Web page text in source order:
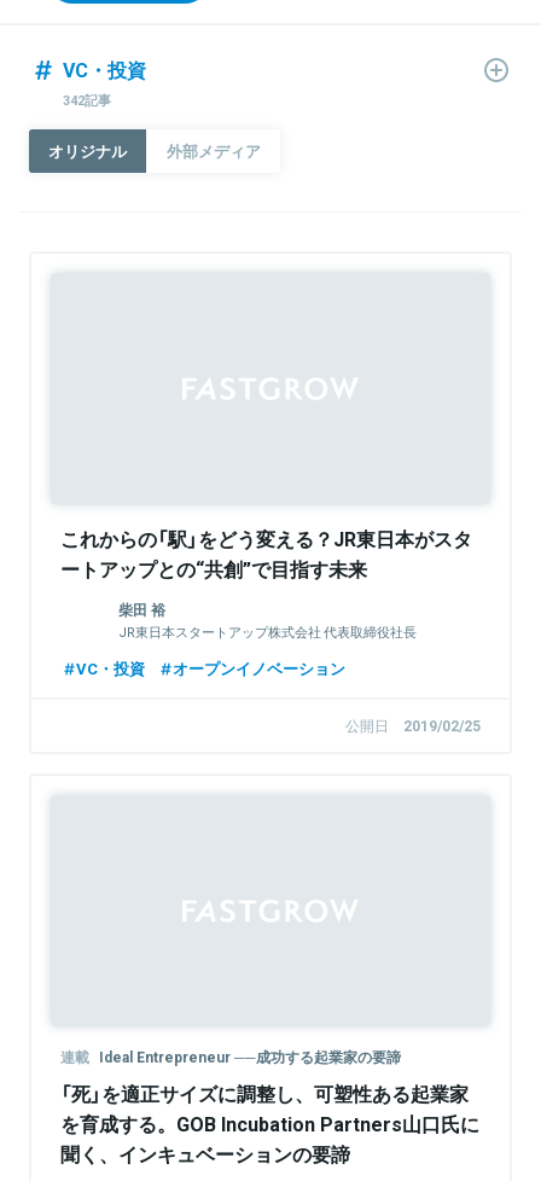
VC・投資
342記事
オリジナル 外部メディア
これからの「駅」をどう変える？JR東日本がスタ
ートアップとの“共創”で目指す未来
柴田 裕
JR東日本スタートアップ株式会社 代表取締役社長
VC・投資 オープンイノベーション
公開日 2019/02/25
連載 Ideal Entrepreneur ──成功する起業家の要諦
「死」を適正サイズに調整し、可塑性ある起業家
を育成する。GOB Incubation Partners山口氏に
聞く、インキュベーションの要諦